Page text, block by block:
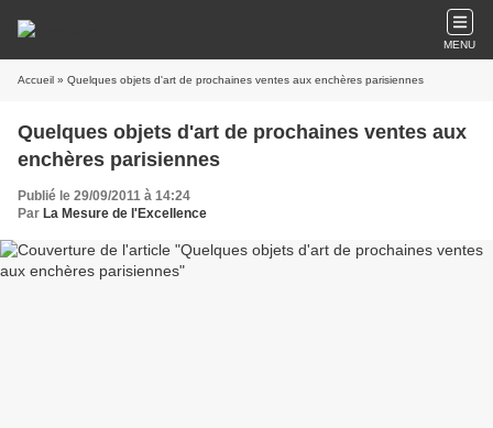
MENU
Accueil » Quelques objets d'art de prochaines ventes aux enchères parisiennes
Quelques objets d'art de prochaines ventes aux
enchères parisiennes
Publié le 29/09/2011 à 14:24
Par La Mesure de l'Excellence